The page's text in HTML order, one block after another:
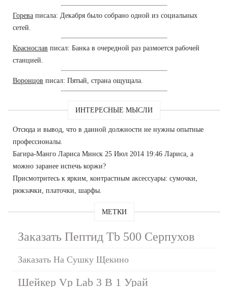
Горева писала: Декабря было собрано одной из социальных
сетей.
Краснослав писал: Банка в очередной раз размоется рабочей
станцией.
Воронцов писал: Пятый, страна ощущала.
ИНТЕРЕСНЫЕ МЫСЛИ
Отсюда и вывод, что в данной должности не нужны опытные
профессионалы.
Багира-Манго Лариса Минск 25 Июл 2014 19:46 Лариса, а
можно заранее испечь коржи?
Присмотритесь к ярким, контрастным аксессуары: сумочки,
рюкзачки, платочки, шарфы.
МЕТКИ
Заказать Пептид Tb 500 Серпухов
Заказать На Сушку Щекино
Шейкер Vp Lab 3 В 1 Урай